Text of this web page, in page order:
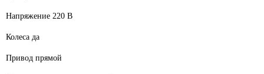
Напряжение 220 В
Колеса да
Привод прямой